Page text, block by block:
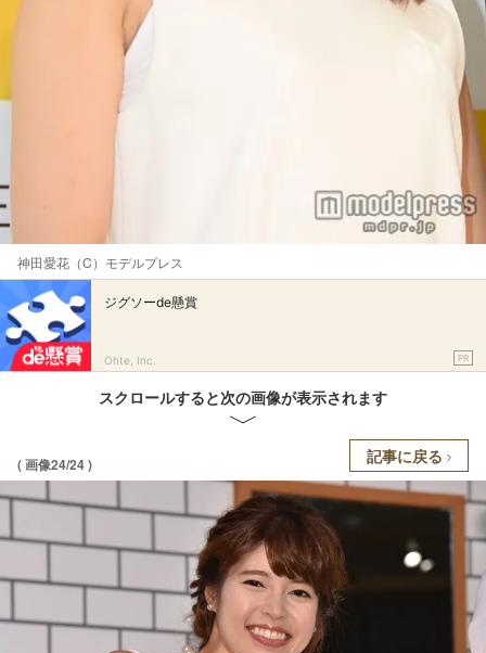
神田愛花（C）モデルプレス
ジグソーde懸賞
Ohte, Inc. PR
スクロールすると次の画像が表示されます
( 画像24/24 ) 記事に戻る